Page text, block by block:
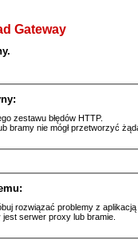
Gateway
zestawu błędów HTTP.
bramy nie mógł przetworzyć
rozwiązać problemy z
serwer proxy lub bramie.